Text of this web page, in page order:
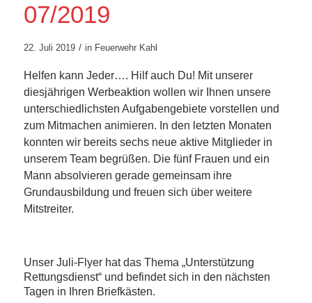
07/2019
22. Juli 2019 / in Feuerwehr Kahl
Helfen kann Jeder…. Hilf auch Du! Mit unserer
diesjährigen Werbeaktion wollen wir Ihnen unsere
unterschiedlichsten Aufgabengebiete vorstellen und
zum Mitmachen animieren. In den letzten Monaten
konnten wir bereits sechs neue aktive Mitglieder in
unserem Team begrüßen. Die fünf Frauen und ein
Mann absolvieren gerade gemeinsam ihre
Grundausbildung und freuen sich über weitere
Mitstreiter.
Unser Juli-Flyer hat das Thema „Unterstützung
Rettungsdienst“ und befindet sich in den nächsten
Tagen in Ihren Briefkästen.